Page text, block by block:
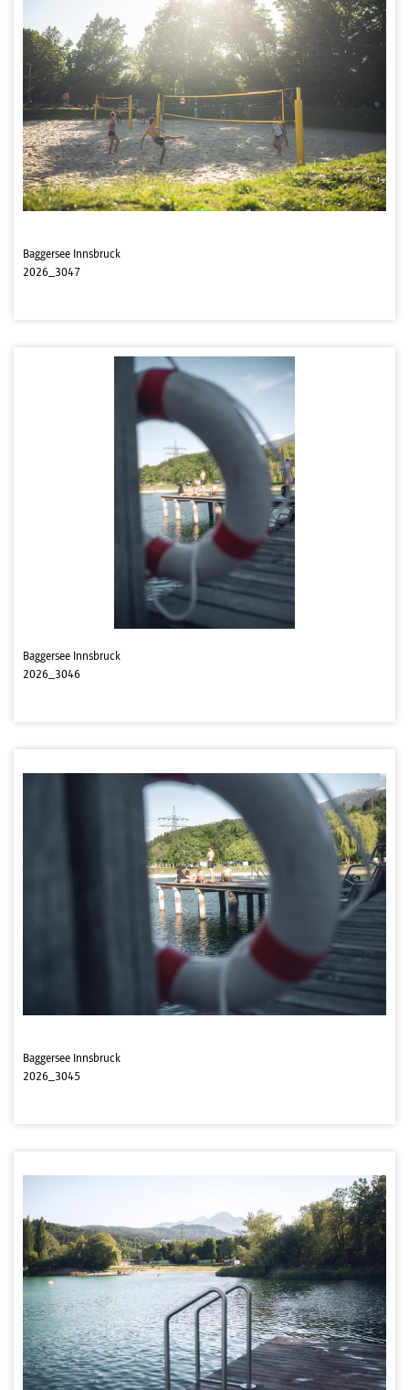
Baggersee Innsbruck
2026_3047
Baggersee Innsbruck
2026_3046
Baggersee Innsbruck
2026_3045